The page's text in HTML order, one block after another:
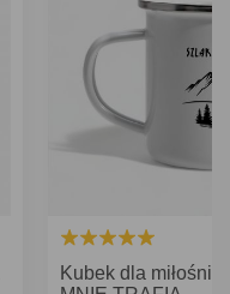
Kubek dla